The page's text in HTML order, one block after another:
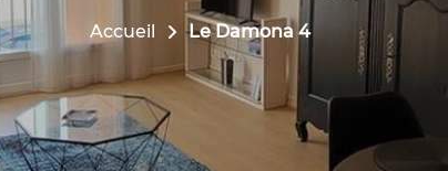
Accueil Le Damona 4